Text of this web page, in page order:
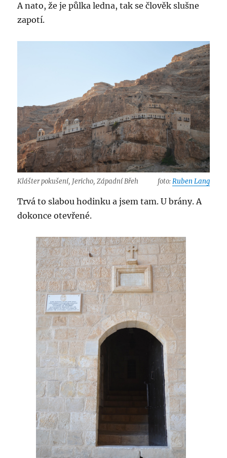
A nato, že je půlka ledna, tak se člověk slušne
zapotí.
Klášter pokušení, Jericho, Západní Břeh foto:Ruben Lang
Trvá to slabou hodinku a jsem tam. U brány. A
dokonce otevřené.